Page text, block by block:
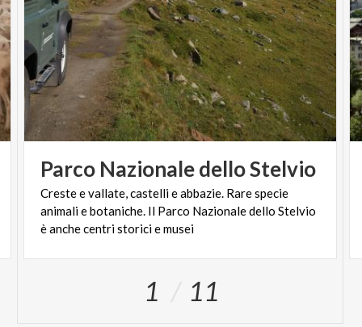
Parco NazionaledelloStelvio
Creste e vallate, castelli e abbazie. Rare specie
animali e botaniche. Il Parco Nazionale dello Stelvio
è anche centri storici e musei
1 11